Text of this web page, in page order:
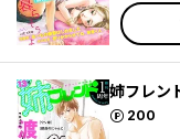
姉フレ
200
ポイント